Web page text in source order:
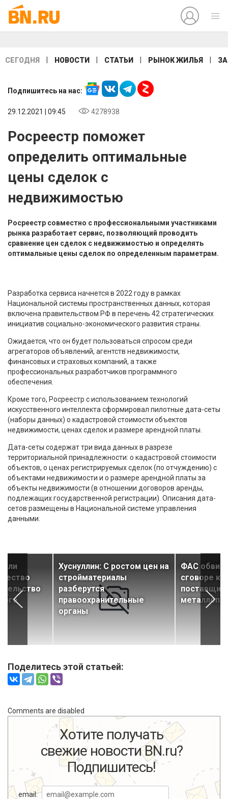
СЕГОДНЯ НОВОСТИ СТАТЬИ РЫНОК ЖИЛЬЯ
Подпишитесь на нас:
29.12.2021 | 09:45 4278938
Росреестр поможет
определить оптимальные
цены сделок с
недвижимостью
Росреестр совместно с профессиональными участниками
рынка разработает сервис, позволяющий проводить
сравнение цен сделок с недвижимостью и определять
оптимальные цены сделок по определенным параметрам.
Разработка сервиса начнется в 2022 году в рамках
Национальной системы пространственных данных, которая
включена правительством РФ в перечень 42 стратегических
инициатив социально-экономического развития страны.
Ожидается, что он будет пользоваться спросом среди
агрегаторов объявлений, агентств недвижимости,
финансовых и страховых компаний, а также
профессиональных разработчиков программного
обеспечения.
Кроме того, Росреестр с использованием технологий
искусственного интеллекта сформировал пилотные дата-сеты
(наборы данных) о кадастровой стоимости объектов
недвижимости, ценах сделок и размере арендной платы.
Дата-сеты содержат три вида данных в разрезе
территориальной принадлежности: о кадастровой стоимости
объектов, о ценах регистрируемых сделок (по отчуждению) с
объектами недвижимости и о размере арендной платы за
объекты недвижимости (в отношении договоров аренды,
подлежащих государственной регистрации). Описания дата-
сетов размещены в Национальной системе управления
данными.
Хуснуллин: С ростом цен на
стройматериалы
разберутся
правоохранительные
органы
ФАС
сговоре
Поделитесь этой статьей:
Comments are disabled
Хотите получать
свежие новости BN.ru?
Подпишитесь!
email: